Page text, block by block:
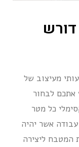
מעיצוב של
אתכם לבחור
כל מטר
אשר יהיה
המטבח ליצירה